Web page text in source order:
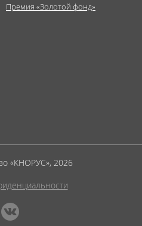
Премия «Золотой фонд»
«КНОРУС», 2026